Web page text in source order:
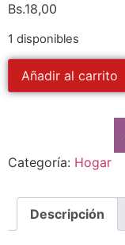
Bs.18,00
1 disponibles
Añadir al carrito
Categoría: Hogar
Descripción